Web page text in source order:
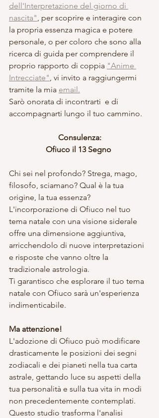
dell'Interpretazione del giorno di
nascita" , per scoprire e interagire con
la propria essenza magica e potere
personale, o per coloro che sono alla
ricerca di guida per comprendere il
proprio rapporto di coppia "Anime
Intrecciate" , vi invito a raggiungermi
tramite la mia email.
Sarò onorata di incontrarti  e di
accompagnarti lungo il tuo cammino.
Consulenza:
Ofiuco il 13 Segno
Chi sei nel profondo? Strega, mago,
filosofo, sciamano? Qual è la tua
origine, la tua essenza?
L'incorporazione di Ofiuco nel tuo
tema natale con una visione siderale
offre una dimensione aggiuntiva,
arricchendolo di nuove interpretazioni
e risposte che vanno oltre la
tradizionale astrologia.
Ti garantisco che esplorare il tuo tema
natale con Ofiuco sarà un'esperienza
indimenticabile.
Ma attenzione!
L'adozione di Ofiuco può modificare
drasticamente le posizioni dei segni
zodiacali e dei pianeti nella tua carta
astrale, gettando luce su aspetti della
tua personalità e sulla tua vita in modi
non precedentemente contemplati.
Questo studio trasforma l'analisi